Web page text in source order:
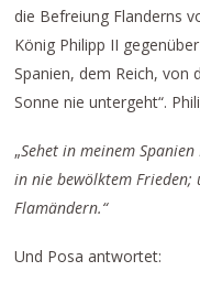
die Befreiung Flanderns
König Philipp II
Spanien, dem Reich, von
Sonne nie untergeht“.
„Sehet in meinem
in nie bewölktem Frieden;
Flamändern.“
Und Posa antwortet: